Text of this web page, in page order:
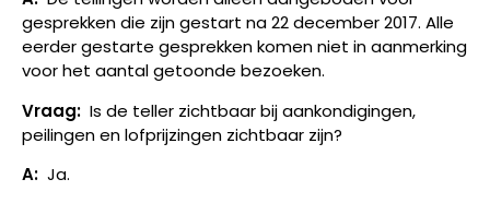
gesprekken die zijn gestart na 22 december 2017. Alle
eerder gestarte gesprekken komen niet in aanmerking
voor het aantal getoonde bezoeken.
Vraag: Is de teller zichtbaar bij aankondigingen,
peilingen en lofprijzingen zichtbaar zijn?
A: Ja.